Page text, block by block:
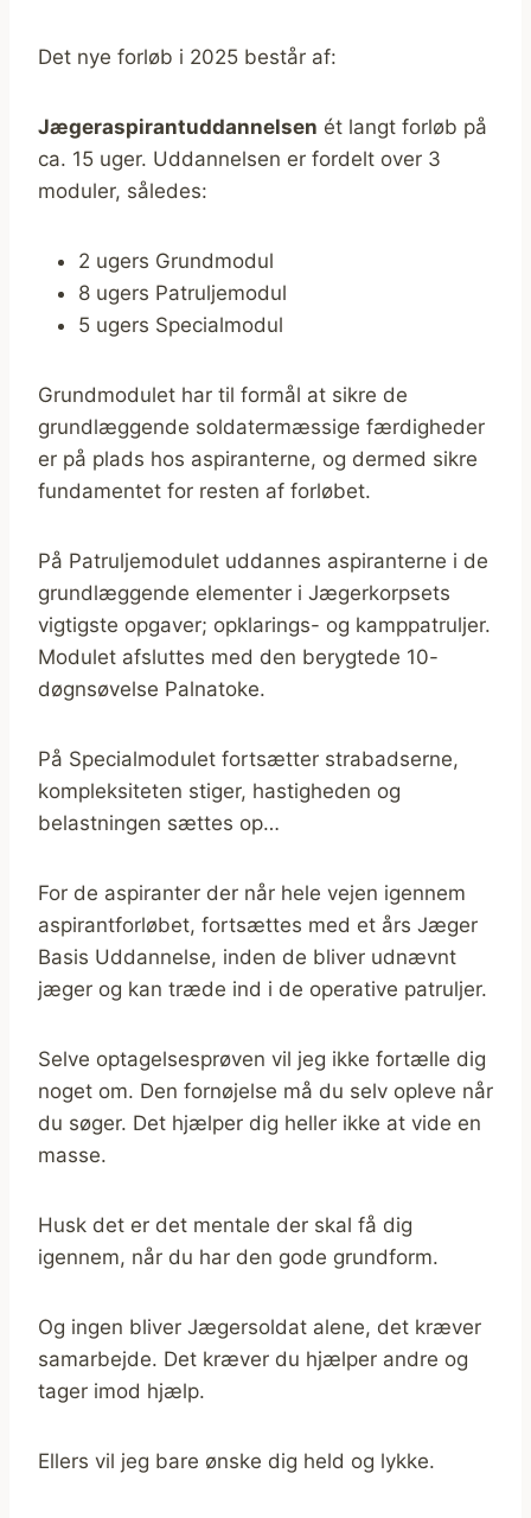
Det nye forløb i 2025 består af:
Jægeraspirantuddannelsen ét langt forløb på
ca. 15 uger. Uddannelsen er fordelt over 3
moduler, således:
2 ugers Grundmodul
8 ugers Patruljemodul
5 ugers Specialmodul
Grundmodulet har til formål at sikre de
grundlæggende soldatermæssige færdigheder
er på plads hos aspiranterne, og dermed sikre
fundamentet for resten af forløbet.
På Patruljemodulet uddannes aspiranterne i de
grundlæggende elementer i Jægerkorpsets
vigtigste opgaver; opklarings- og kamppatruljer.
Modulet afsluttes med den berygtede 10-
døgnsøvelse Palnatoke.
På Specialmodulet fortsætter strabadserne,
kompleksiteten stiger, hastigheden og
belastningen sættes op…
For de aspiranter der når hele vejen igennem
aspirantforløbet, fortsættes med et års Jæger
Basis Uddannelse, inden de bliver udnævnt
jæger og kan træde ind i de operative patruljer.
Selve optagelsesprøven vil jeg ikke fortælle dig
noget om. Den fornøjelse må du selv opleve når
du søger. Det hjælper dig heller ikke at vide en
masse.
Husk det er det mentale der skal få dig
igennem, når du har den gode grundform.
Og ingen bliver Jægersoldat alene, det kræver
samarbejde. Det kræver du hjælper andre og
tager imod hjælp.
Ellers vil jeg bare ønske dig held og lykke.